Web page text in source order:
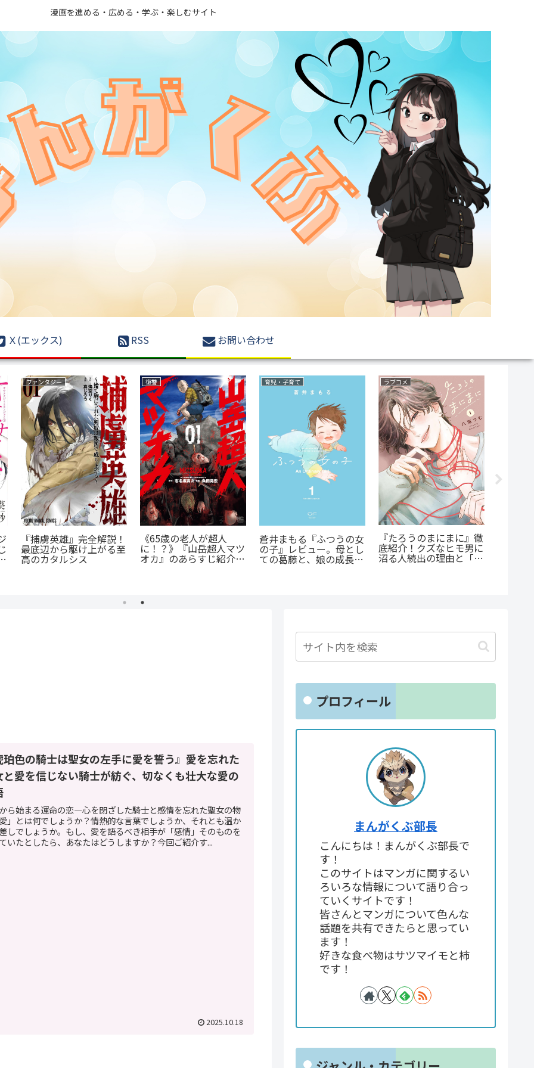
漫画を進める・広める・学ぶ・楽しむサイト
Ｘ(エックス) RSS お問い合わせ
ファンタジー
『捕虜英雄』完全解説！
最底辺から駆け上がる至
高のカタルシス
復讐
《65歳の老人が超人
に！？》『山岳超人マツ
オカ』のあらすじ紹介：
育児・子育て
蒼井まもる『ふつうの女
の子』レビュー。母とし
ての葛藤と、娘の成長に
涙が止まらない
ラブコメ
『たろうのまにまに』徹
底紹介！クズなヒモ男に
沼る人続出の理由と「ま
にまに」の意味とは？
珀色の騎士は聖女の左手に愛を誓う』愛を忘れた
と愛を信じない騎士が紡ぐ、切なくも壮大な愛の
ら始まる運命の恋―心を閉ざした騎士と感情を忘れた聖女の物
」とは何でしょうか？情熱的な言葉でしょうか、それとも温か
しでしょうか。もし、愛を語るべき相手が「感情」そのものを
いたとしたら、あなたはどうしますか？今回ご紹介す...
2025.10.18
プロフィール
まんがくぶ部長
こんにちは！まんがくぶ部長で
す！
このサイトはマンガに関するい
ろいろな情報について語り合っ
ていくサイトです！
皆さんとマンガについて色んな
話題を共有できたらと思ってい
ます！
好きな食べ物はサツマイモと柿
です！